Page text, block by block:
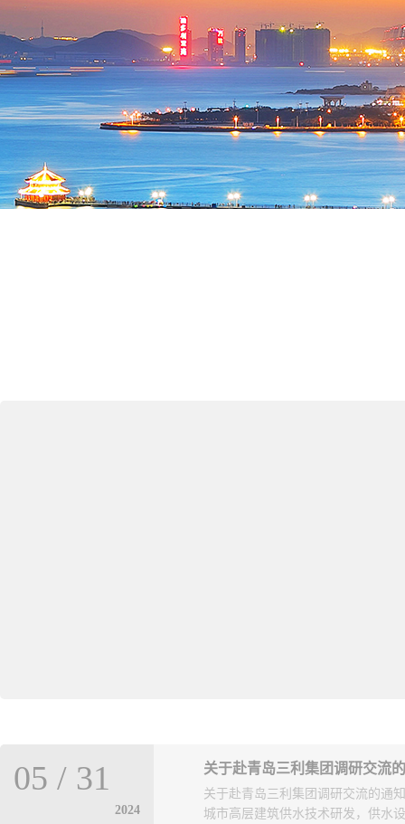
关于赴青岛三利集团调研交流
2024
05 / 31
关于赴青岛三利集团调研交流的通
城市高层建筑供水技术研发，供水